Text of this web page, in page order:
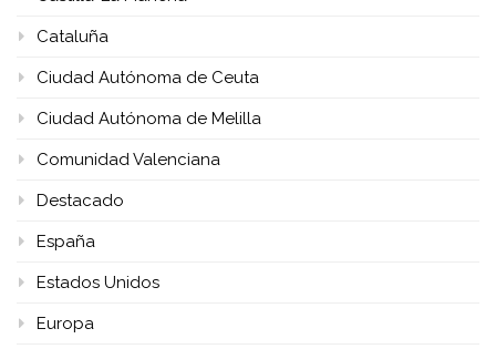
Cataluña
Ciudad Autónoma de Ceuta
Ciudad Autónoma de Melilla
Comunidad Valenciana
Destacado
España
Estados Unidos
Europa